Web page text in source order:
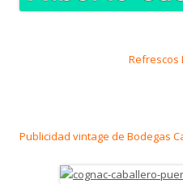
Refrescos
Publicidad vintage de Bodegas